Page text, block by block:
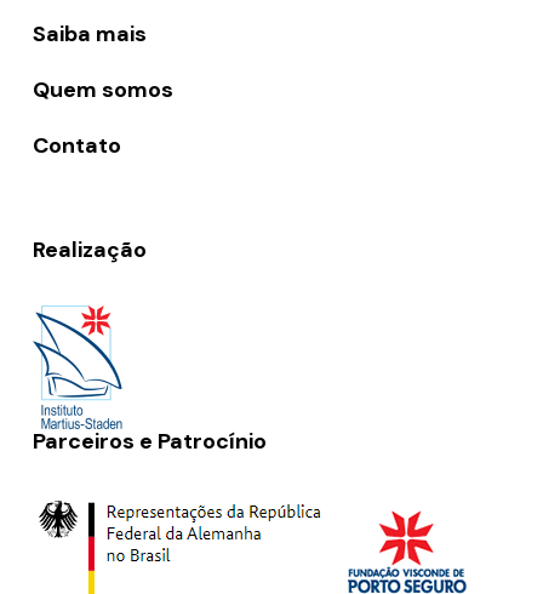
Saiba mais
Quem somos
Contato
Realização
Parceiros e Patrocínio